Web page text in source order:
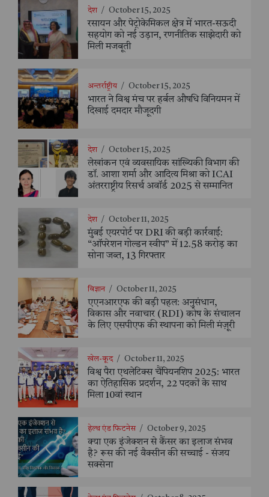
देश / October 15, 2025
रसायन और पेट्रोकेमिकल क्षेत्र में भारत-सऊदी
सहयोग को नई उड़ान, रणनीतिक साझेदारी को
मिली मजबूती
अन्तर्राष्ट्रीय / October 15, 2025
भारत ने विश्व मंच पर हर्बल औषधि विनियमन में
दिखाई दमदार मौजूदगी
देश / October 15, 2025
लेखांकन एवं व्यवसायिक सांख्यिकी विभाग की
डॉ. आशा शर्मा और आदित्य मिश्रा को ICAI
अंतरराष्ट्रीय रिसर्च अवॉर्ड 2025 से सम्मानित
देश / October 11, 2025
मुंबई एयरपोर्ट पर DRI की बड़ी कार्रवाई:
“ऑपरेशन गोल्डन स्वीप” में 12.58 करोड़ का
सोना जब्त, 13 गिरफ्तार
विज्ञान / October 11, 2025
एएनआरएफ की बड़ी पहल: अनुसंधान,
विकास और नवाचार (RDI) कोष के संचालन
के लिए एसपीएफ की स्थापना को मिली मंज़ूरी
खेल-कूद / October 11, 2025
विश्व पैरा एथलेटिक्स चैंपियनशिप 2025: भारत
का ऐतिहासिक प्रदर्शन, 22 पदकों के साथ
मिला 10वां स्थान
हेल्थ एंड फिटनेस / October 9, 2025
क्या एक इंजेक्शन से कैंसर का इलाज संभव
है? रूस की नई वैक्सीन की सच्चाई - संजय
सक्सेना